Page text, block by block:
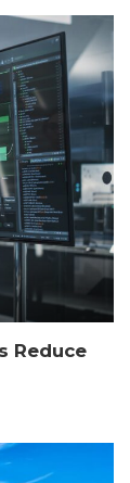
Reduce